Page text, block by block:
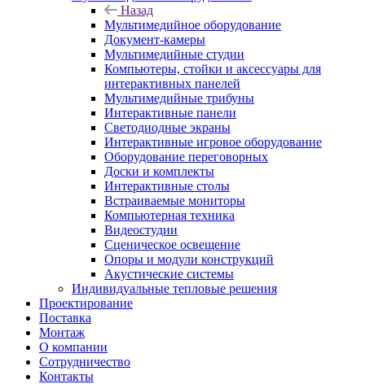
Назад
Мультимедийное оборудование
Документ-камеры
Мультимедийные студии
Компьютеры, стойки и аксессуары для
интерактивных панелей
Мультимедийные трибуны
Интерактивные панели
Светодиодные экраны
Интерактивные игровое оборудование
Оборудование переговорных
Доски и комплекты
Интерактивные столы
Встраиваемые мониторы
Компьютерная техника
Видеостудии
Cценическое освещение
Опоры и модули конструкций
Акустические системы
Индивидуальные тепловые решения
Проектирование
Поставка
Монтаж
О компании
Сотрудничество
Контакты